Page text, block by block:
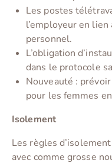
Les postes
l’employeur en
personnel.
L’obligation
dans le protocole
Nouveauté :
pour les femmes
Isolement
Les règles
avec comme grosse